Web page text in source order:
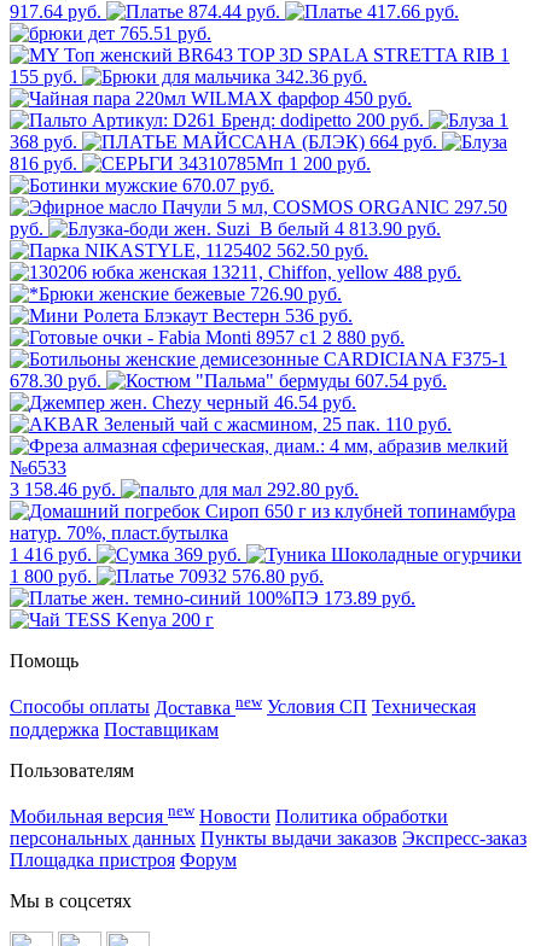
917.64 руб. 874.44 руб.
417.66 руб.
765.51 руб.
1
155 руб.
342.36 руб.
450 руб.
200 руб.
1
368 руб.
664 руб.
816 руб.
1 200 руб.
670.07 руб.
297.50
руб.
4 813.90 руб.
562.50 руб.
488 руб.
726.90 руб.
536 руб.
2 880 руб.
678.30 руб.
607.54 руб.
46.54 руб.
110 руб.
3 158.46 руб. 292.80 руб.
1 416 руб.
369 руб.
1 800 руб.
576.80 руб.
173.89 руб.
Помощь
Способы оплаты Доставка new Условия СП Техническая
поддержка Поставщикам
Пользователям
Мобильная версия new Новости Политика обработки
персональных данных Пункты выдачи заказов Экспресс-заказ
Площадка пристроя Форум
Мы в соцсетях